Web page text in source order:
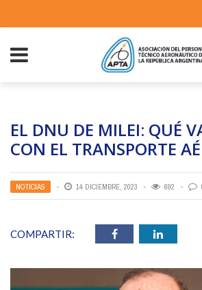
EL DNU DE MILEI: QUÉ
CON EL TRANSPORTE
NOTICIAS 14 DICIEMBRE, 2023 692
COMPARTIR: